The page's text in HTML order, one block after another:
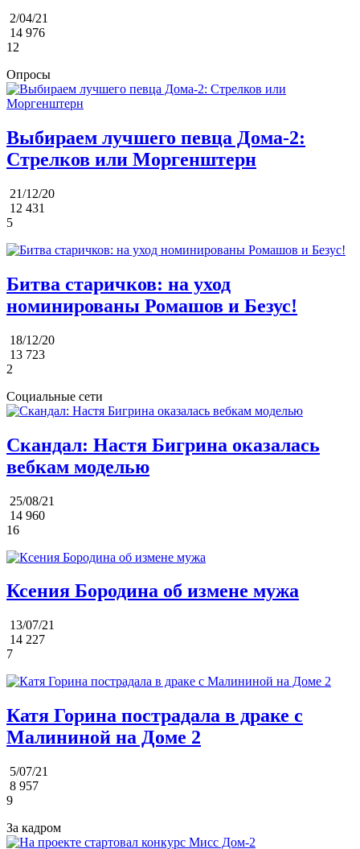
2/04/21
14 976
12
Опросы
Выбираем лучшего певца Дома-2:
Стрелков или Моргенштерн
21/12/20
12 431
5
Битва старичков: на уход
номинированы Ромашов и Безус!
18/12/20
13 723
2
Социальные сети
Скандал: Настя Бигрина оказалась
вебкам моделью
25/08/21
14 960
16
Ксения Бородина об измене мужа
13/07/21
14 227
7
Катя Горина пострадала в драке с
Малининой на Доме 2
5/07/21
8 957
9
За кадром